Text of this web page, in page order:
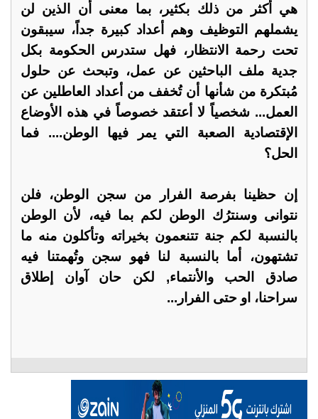
هي أكثر من ذلك بكثير، بما معنى أن الذين لن
يشملهم التوظيف وهم أعداد كبيرة جداً، سيبقون
تحت رحمة الانتظار، فهل ستدرس الحكومة بكل
جدية ملف الباحثين عن عمل، وتبحث عن حلول
مُبتكرة من شأنها أن تُخفف من أعداد العاطلين عن
العمل... شخصياً لا أعتقد خصوصاً في هذه الأوضاع
الإقتصادية الصعبة التي يمر فيها الوطن.... فما
الحل؟
إن حظينا بفرصة الفرار من سجن الوطن، فلن
نتوانى وسنترُك الوطن لكم بما فيه، لأن الوطن
بالنسبة لكم جنة تتنعمون بخيراته وتأكلون منه ما
تشتهون، أما بالنسبة لنا فهو سجن وتُهمتنا فيه
صادق الحب والأنتماء, لكن حان آوان إطلاق
سراحنا، او حتى الفرار...